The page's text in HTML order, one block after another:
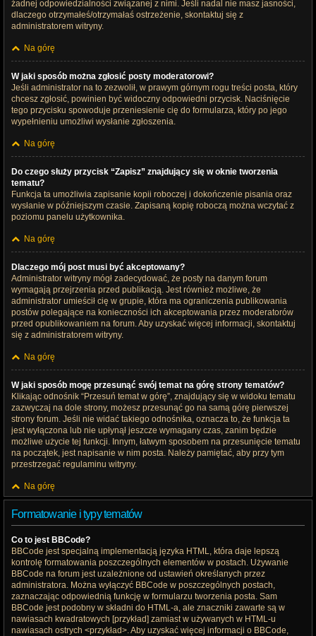
żadnej odpowiedzialności związanej z nimi. Jeśli nadal nie masz jasności,
dlaczego otrzymałeś/otrzymałaś ostrzeżenie, skontaktuj się z
administratorem witryny.
Na górę
W jaki sposób można zgłosić posty moderatorowi?
Jeśli administrator na to zezwolił, w prawym górnym rogu treści posta, który
chcesz zgłosić, powinien być widoczny odpowiedni przycisk. Naciśnięcie
tego przycisku spowoduje przeniesienie cię do formularza, który po jego
wypełnieniu umożliwi wysłanie zgłoszenia.
Na górę
Do czego służy przycisk “Zapisz” znajdujący się w oknie tworzenia
tematu?
Funkcja ta umożliwia zapisanie kopii roboczej i dokończenie pisania oraz
wysłanie w późniejszym czasie. Zapisaną kopię roboczą można wczytać z
poziomu panelu użytkownika.
Na górę
Dlaczego mój post musi być akceptowany?
Administrator witryny mógł zadecydować, że posty na danym forum
wymagają przejrzenia przed publikacją. Jest również możliwe, że
administrator umieścił cię w grupie, która ma ograniczenia publikowania
postów polegające na konieczności ich akceptowania przez moderatorów
przed opublikowaniem na forum. Aby uzyskać więcej informacji, skontaktuj
się z administratorem witryny.
Na górę
W jaki sposób mogę przesunąć swój temat na górę strony tematów?
Klikając odnośnik “Przesuń temat w górę”, znajdujący się w widoku tematu
zazwyczaj na dole strony, możesz przesunąć go na samą górę pierwszej
strony forum. Jeśli nie widać takiego odnośnika, oznacza to, że funkcja ta
jest wyłączona lub nie upłynął jeszcze wymagany czas, zanim będzie
możliwe użycie tej funkcji. Innym, łatwym sposobem na przesunięcie tematu
na początek, jest napisanie w nim posta. Należy pamiętać, aby przy tym
przestrzegać regulaminu witryny.
Na górę
Formatowanie i typy tematów
Co to jest BBCode?
BBCode jest specjalną implementacją języka HTML, która daje lepszą
kontrolę formatowania poszczególnych elementów w postach. Używanie
BBCode na forum jest uzależnione od ustawień określanych przez
administratora. Można wyłączyć BBCode w poszczególnych postach,
zaznaczając odpowiednią funkcję w formularzu tworzenia posta. Sam
BBCode jest podobny w składni do HTML-a, ale znaczniki zawarte są w
nawiasach kwadratowych [przykład] zamiast w używanych w HTML-u
nawiasach ostrych <przykład>. Aby uzyskać więcej informacji o BBCode,